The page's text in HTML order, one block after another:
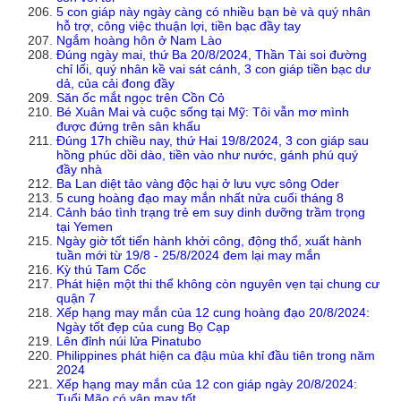
5 con giáp này ngày càng có nhiều bạn bè và quý nhân
hỗ trợ, công việc thuận lợi, tiền bạc đầy tay
Ngắm hoàng hôn ở Nam Lào
Đúng ngày mai, thứ Ba 20/8/2024, Thần Tài soi đường
chỉ lối, quý nhân kề vai sát cánh, 3 con giáp tiền bạc dư
dả, của cải đong đầy
Săn ốc mắt ngọc trên Cồn Cỏ
Bé Xuân Mai và cuộc sống tại Mỹ: Tôi vẫn mơ mình
được đứng trên sân khấu
Đúng 17h chiều nay, thứ Hai 19/8/2024, 3 con giáp sau
hồng phúc dồi dào, tiền vào như nước, gánh phú quý
đầy nhà
Ba Lan diệt tảo vàng độc hại ở lưu vực sông Oder
5 cung hoàng đạo may mắn nhất nửa cuối tháng 8
Cảnh báo tình trạng trẻ em suy dinh dưỡng trầm trọng
tại Yemen
Ngày giờ tốt tiến hành khởi công, động thổ, xuất hành
tuần mới từ 19/8 - 25/8/2024 đem lại may mắn
Kỳ thú Tam Cốc
Phát hiện một thi thể không còn nguyên vẹn tại chung cư
quận 7
Xếp hạng may mắn của 12 cung hoàng đạo 20/8/2024:
Ngày tốt đẹp của cung Bọ Cạp
Lên đỉnh núi lửa Pinatubo
Philippines phát hiện ca đậu mùa khỉ đầu tiên trong năm
2024
Xếp hạng may mắn của 12 con giáp ngày 20/8/2024: